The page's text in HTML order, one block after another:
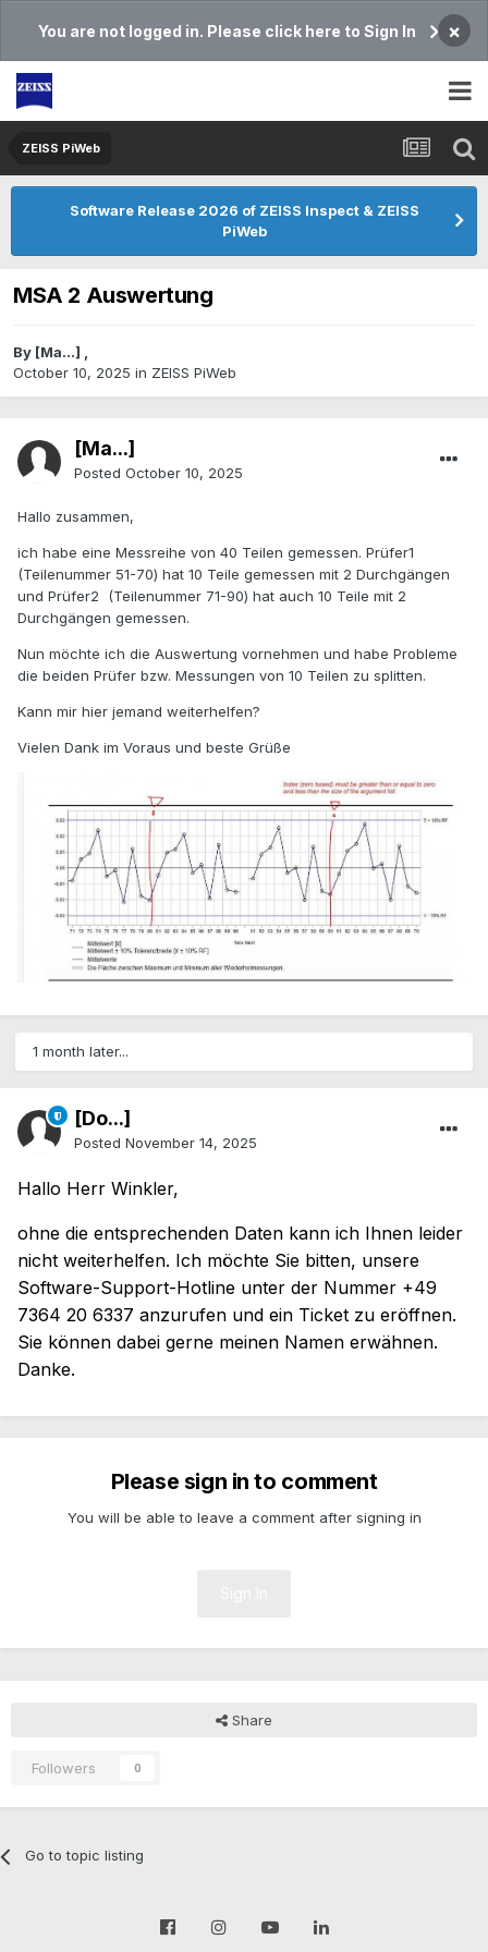
You are not logged in. Please click here to Sign In ×
ZEISS PiWeb
Software Release 2026 of ZEISS Inspect & ZEISS
PiWeb
MSA 2 Auswertung
By [Ma...] ,
October 10, 2025 in ZEISS PiWeb
[Ma...]
Posted October 10, 2025
Hallo zusammen,
ich habe eine Messreihe von 40 Teilen gemessen. Prüfer1
(Teilenummer 51-70) hat 10 Teile gemessen mit 2 Durchgängen
und Prüfer2 (Teilenummer 71-90) hat auch 10 Teile mit 2
Durchgängen gemessen.
Nun möchte ich die Auswertung vornehmen und habe Probleme
die beiden Prüfer bzw. Messungen von 10 Teilen zu splitten.
Kann mir hier jemand weiterhelfen?
Vielen Dank im Voraus und beste Grüße
1 month later...
[Do...]
Posted November 14, 2025
Hallo Herr Winkler,
ohne die entsprechenden Daten kann ich Ihnen leider
nicht weiterhelfen. Ich möchte Sie bitten, unsere
Software-Support-Hotline unter der Nummer +49
7364 20 6337 anzurufen und ein Ticket zu eröffnen.
Sie können dabei gerne meinen Namen erwähnen.
Danke.
Please sign in to comment
You will be able to leave a comment after signing in
Share
Followers 0
Go to topic listing